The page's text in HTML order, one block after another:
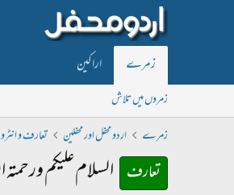
زمرے اراکین
زمروں میں تلاش
زمرے
اردو محفل اور محفلین تعارف و
تعارف السلام علیکم ورحمتہ